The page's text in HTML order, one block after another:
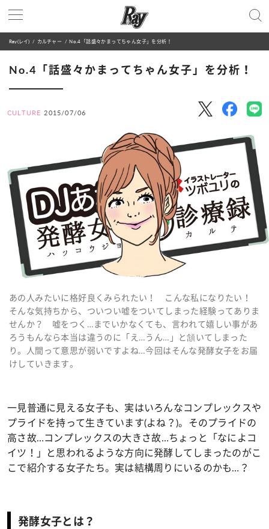
Ray(レイ) カルチャー No.4「話盛々かまってちゃん女子」を分析！
No.4「話盛々かまってちゃん女子」を分析！
CULTURE 2015/07/06
あの人みたいに格好良くみられたい！ こんな私になりたい！
そんな気持ちから、ついつい嘘をついてしまった経験ってありま
せんか？ 嘘をつく…までいかなくても、言われて嬉しい事があ
ろうもんなら本当は違うのに「え…うん…」と頷いてしまった
り。人間って意思が弱いですよね…今回はそんな発酵女子をお届
けしていきます。
一見普通に見える女子も、実はいろんなコンプレックスや
プライドを持って生きています(よね？)。そのプライドの
高さ故…コンプレックスの大きさ故…ちょっと「なによコ
イツ！」と思われるような方向に発酵してしまったのがこ
こで紹介する女子たち。実は結構周りにいるのかも… ？
発酵女子とは？